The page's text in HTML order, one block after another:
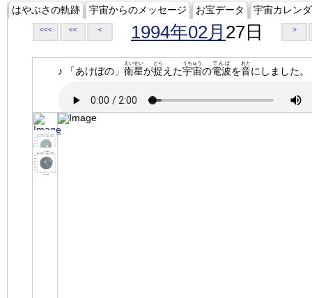
はやぶさの軌跡 宇宙からのメッセージ お宝データ 宇宙カレン
<<< << < 1994年02月 27日 >
♪ 「あけぼの」 衛星
えいせい
が捉
とら
えた宇宙
うちゅう
の電波
でんぱ
を音
おと
にしました。